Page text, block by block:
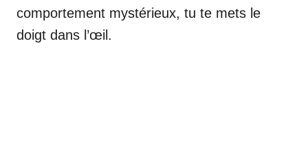
comportement mystérieux, tu te mets le
doigt dans l’œil.